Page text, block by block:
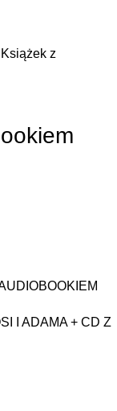
z
I ADAMA + CD Z